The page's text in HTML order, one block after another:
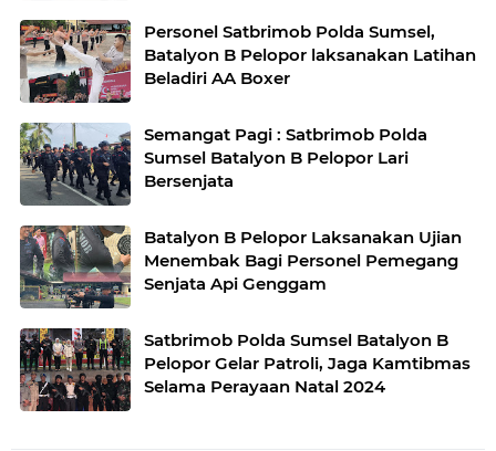
Personel Satbrimob Polda Sumsel,
Batalyon B Pelopor laksanakan Latihan
Beladiri AA Boxer
Semangat Pagi : Satbrimob Polda
Sumsel Batalyon B Pelopor Lari
Bersenjata
Batalyon B Pelopor Laksanakan Ujian
Menembak Bagi Personel Pemegang
Senjata Api Genggam
Satbrimob Polda Sumsel Batalyon B
Pelopor Gelar Patroli, Jaga Kamtibmas
Selama Perayaan Natal 2024